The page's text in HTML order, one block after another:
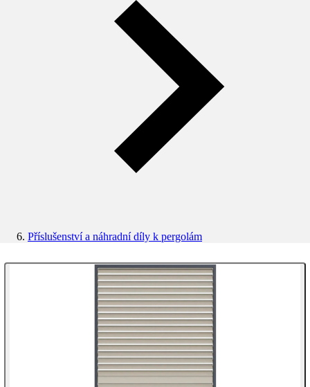
Příslušenství a náhradní díly k pergolám